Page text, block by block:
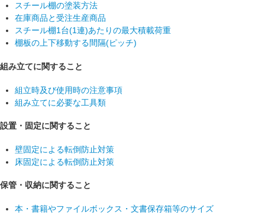
スチール棚の塗装方法
在庫商品と受注生産商品
スチール棚1台(1連)あたりの最大積載荷重
棚板の上下移動する間隔(ピッチ)
組み立てに関すること
組立時及び使用時の注意事項
組み立てに必要な工具類
設置・固定に関すること
壁固定による転倒防止対策
床固定による転倒防止対策
保管・収納に関すること
本・書籍やファイルボックス・文書保存箱等のサイズ